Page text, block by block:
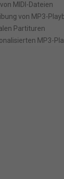
MIDI-Dateien
von MP3-
Partituren
MP3-